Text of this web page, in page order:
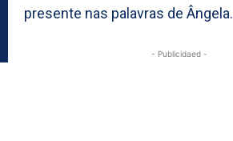
presente nas palavras de Ângela.
- Publicidaed -